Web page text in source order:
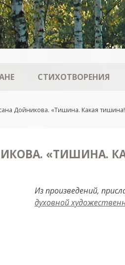
СТИХОТВОРЕНИЯ
Дойникова. «Тишина. Какая
«ТИШИНА.
Из произведений,
духовной